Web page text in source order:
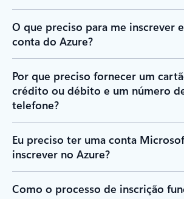
O que preciso para me inscrever
conta do Azure?
Por que preciso fornecer um
crédito ou débito e um número
telefone?
Eu preciso ter uma conta
inscrever no Azure?
Como o processo de inscrição